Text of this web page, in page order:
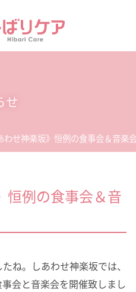
)
せ
わせ神楽坂》恒例の食事会＆音楽
恒例の食事会＆音
ね。しあわせ神楽坂では、
会と音楽会を開催致しまし